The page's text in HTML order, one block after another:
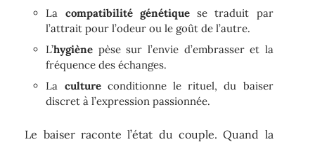
La compatibilité génétiquese traduit par
l’attrait pour l’odeur ou le goût de l’autre.
L’hygiène pèse sur l’envie d’embrasser et la
fréquence des échanges.
La cultureconditionne le rituel, du baiser
discret à l’expression passionnée.
Le baiser raconte l’état du couple. Quand la